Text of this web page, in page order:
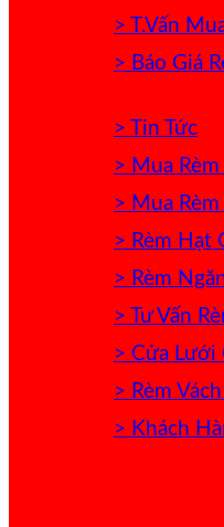
> T.Vấn
> Báo Giá
> Tin Tức
> Mua
> Mua
> Rèm Hạt
> Rèm
> Tư Vấn
> Cửa Lưới
> Rèm
> Khách